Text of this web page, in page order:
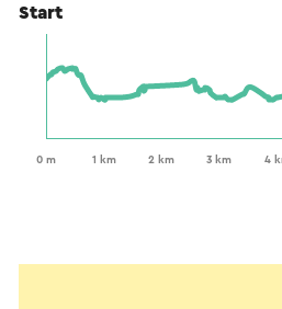
Start